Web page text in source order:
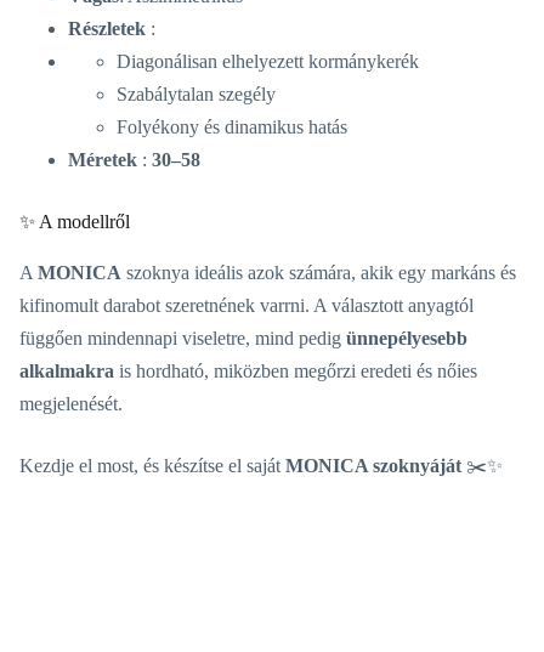
Részletek :
Diagonálisan elhelyezett kormánykerék
Szabálytalan szegély
Folyékony és dinamikus hatás
Méretek : 30–58
✨ A modellről
A MONICA szoknya ideális azok számára, akik egy markáns és
kifinomult darabot szeretnének varrni. A választott anyagtól
függően mindennapi viseletre, mind pedig ünnepélyesebb
alkalmakra is hordható, miközben megőrzi eredeti és nőies
megjelenését.
Kezdje el most, és készítse el saját MONICA szoknyáját ✂️✨